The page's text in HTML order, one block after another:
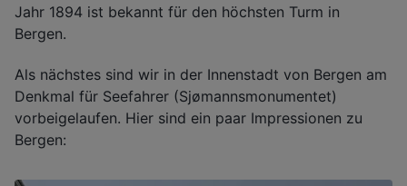
Jahr 1894 ist bekannt für den höchsten Turm in
Bergen.
Als nächstes sind wir in der Innenstadt von Bergen am
Denkmal für Seefahrer (Sjømannsmonumentet)
vorbeigelaufen. Hier sind ein paar Impressionen zu
Bergen: